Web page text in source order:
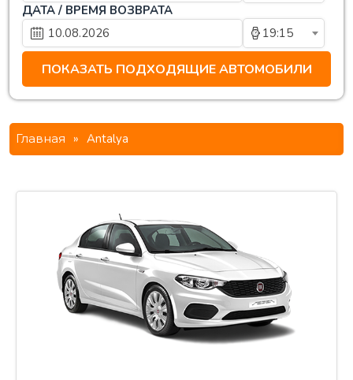
ДАТА / ВРЕМЯ ВОЗВРАТА
19:15
Главная » Antalya